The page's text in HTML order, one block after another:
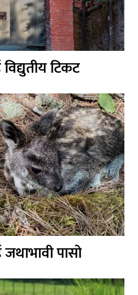
विद्युतीय टिकट
पासो